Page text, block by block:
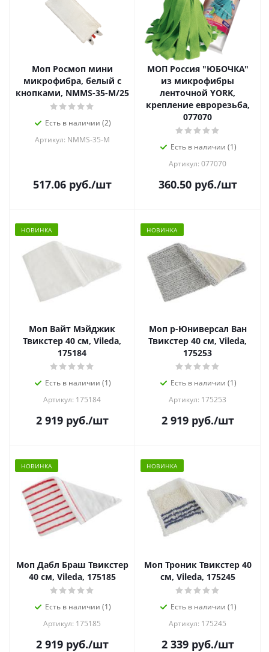
Моп Росмоп мини
микрофибра, белый с
кнопками, NMMS-35-M/25
Есть в наличии (2)
Артикул: NMMS-35-М
517.06руб./шт
МОП Россия "ЮБОЧКА"
из микрофибры
ленточной YORK,
крепление еврорезьба,
077070
Есть в наличии (1)
Артикул: 077070
360.50руб./шт
НОВИНКА
Моп Вайт Мэйджик
Твикстер 40 см, Vileda,
175184
Есть в наличии (1)
Артикул: 175184
2 919руб./шт
НОВИНКА
Моп р-Юниверсал Ван
Твикстер 40 см, Vileda,
175253
Есть в наличии (1)
Артикул: 175253
2 919руб./шт
НОВИНКА
Моп Дабл Браш Твикстер
40 см, Vileda, 175185
Есть в наличии (1)
Артикул: 175185
2 919руб./шт
НОВИНКА
Моп Троник Твикстер 40
см, Vileda, 175245
Есть в наличии (1)
Артикул: 175245
2 339руб./шт